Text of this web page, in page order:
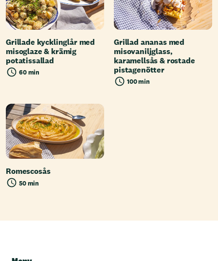
Grillade kycklinglår med
misoglaze & krämig
potatissallad
60 min
Grillad ananas med
misovaniljglass,
karamellsås & rostade
pistagenötter
100 min
Romescosås
50 min